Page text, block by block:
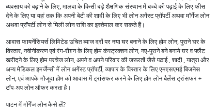
व्यवसाय को बढ़ाने के लिए, मालवा के किसी बड़े शैक्षणिक संस्थान में बच्चे की पढ़ाई के लिए फीस
देने के लिए या यहां तक कि अपनी बेटी की शादी के लिए भी लोन अगेंस्ट प्रॉपर्टी अथवा मॉर्गेज लोन
अथवा प्रॉपर्टी लोन से मिली लोन राशि का इस्तेमाल कर सकते हैं।
आवास फायनेंसियर्स लिमिटेड उचित ब्याज दरों पर नया घर बनाने के लिए होम लोन, पुराने घर के
विस्तार, नवीनीकरण एवं रंग-रौग़न के लिए होम कंस्ट्रक्शन लोन, नए-पुराने बने बनाये घर व फ्लैट
खरीदने के लिए होम परचेज लोन, अपने व अपने परिवार की जरूरतों जैसे पढाई , शादी , यात्रा और
अन्य मेडिकल इमर्जेन्सी में लोन अगेंस्ट प्रॉपर्टी, व्यापार के विस्तार के लिए एमएसएमई बिजनेस
लोन, एवं आपके मौजूदा होम को आवास में ट्रांसफर करने के लिए होम लोन बैलेंस ट्रांसफर +
टॉप-अप लोन ऑफर करता है।
पाटन में मॉर्गेज लोन कैसे लें?